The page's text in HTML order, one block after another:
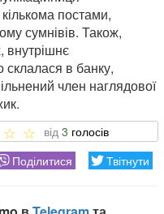
постами,
сумнівів. Також,
внутрішнє
склалася в банку,
член наглядової
3